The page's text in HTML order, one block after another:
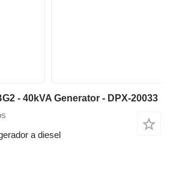
- 40kVA Generator - DPX-20033
a diesel